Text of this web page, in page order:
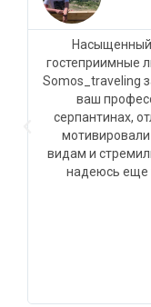
Насыщенный
гостеприимные
Somos_traveling
ваш
серпантинах,
видам и
надеюсь еще